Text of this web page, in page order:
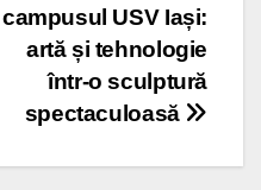
campusul USV Iași:
artă și tehnologie
într-o sculptură
spectaculoasă